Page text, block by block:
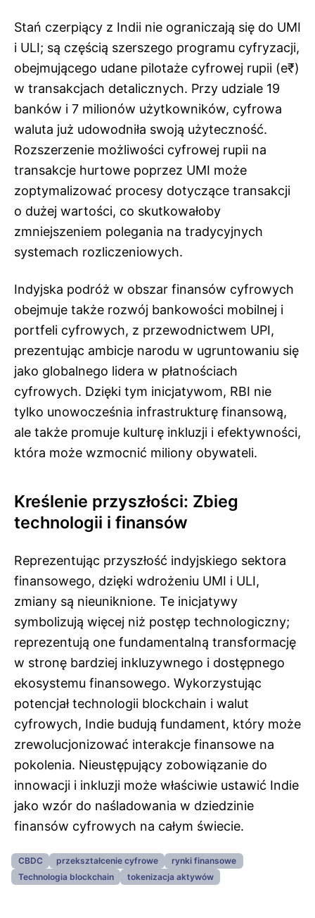
Stań czerpiący z Indii nie ograniczają się do UMI
i ULI; są częścią szerszego programu cyfryzacji,
obejmującego udane pilotaże cyfrowej rupii (e₹)
w transakcjach detalicznych. Przy udziale 19
banków i 7 milionów użytkowników, cyfrowa
waluta już udowodniła swoją użyteczność.
Rozszerzenie możliwości cyfrowej rupii na
transakcje hurtowe poprzez UMI może
zoptymalizować procesy dotyczące transakcji
o dużej wartości, co skutkowałoby
zmniejszeniem polegania na tradycyjnych
systemach rozliczeniowych.
Indyjska podróż w obszar finansów cyfrowych
obejmuje także rozwój bankowości mobilnej i
portfeli cyfrowych, z przewodnictwem UPI,
prezentując ambicje narodu w ugruntowaniu się
jako globalnego lidera w płatnościach
cyfrowych. Dzięki tym inicjatywom, RBI nie
tylko unowocześnia infrastrukturę finansową,
ale także promuje kulturę inkluzji i efektywności,
która może wzmocnić miliony obywateli.
Kreślenie przyszłości: Zbieg
technologii i finansów
Reprezentując przyszłość indyjskiego sektora
finansowego, dzięki wdrożeniu UMI i ULI,
zmiany są nieuniknione. Te inicjatywy
symbolizują więcej niż postęp technologiczny;
reprezentują one fundamentalną transformację
w stronę bardziej inkluzywnego i dostępnego
ekosystemu finansowego. Wykorzystując
potencjał technologii blockchain i walut
cyfrowych, Indie budują fundament, który może
zrewolucjonizować interakcje finansowe na
pokolenia. Nieustępujący zobowiązanie do
innowacji i inkluzji może właściwie ustawić Indie
jako wzór do naśladowania w dziedzinie
finansów cyfrowych na całym świecie.
CBDC przekształcenie cyfrowe
rynki finansowe
Technologia blockchain
tokenizacja aktywów